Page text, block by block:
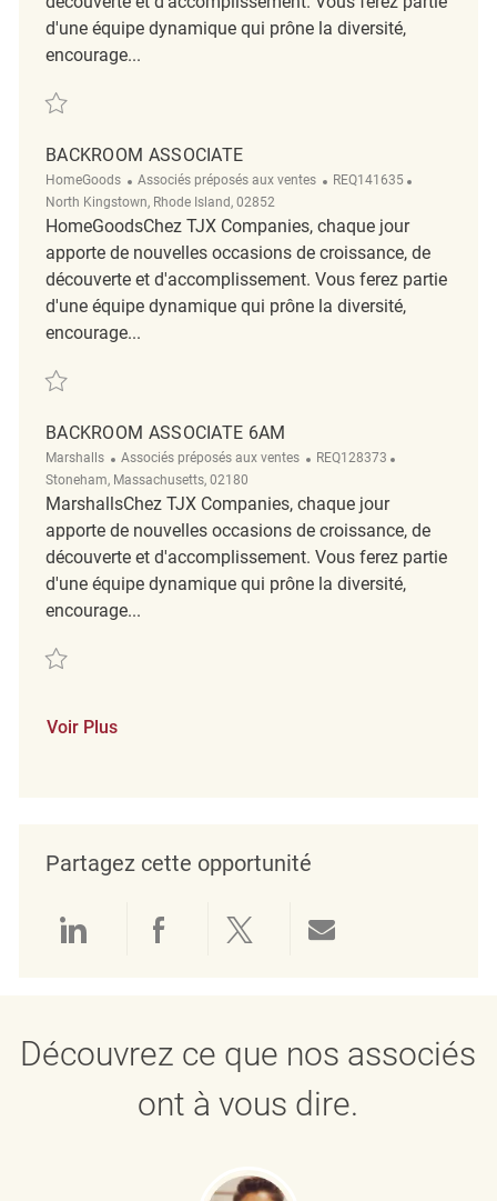
d'une équipe dynamique qui prône la diversité,
encourage...
Sauvegarder Backroom Associate REQ109323
BACKROOM ASSOCIATE
HomeGoods Catégorie
Associés préposés aux ventes ReqId
REQ141635
North Kingstown, Rhode Island, 02852
HomeGoodsChez TJX Companies, chaque jour
apporte de nouvelles occasions de croissance, de
découverte et d'accomplissement. Vous ferez partie
d'une équipe dynamique qui prône la diversité,
encourage...
Sauvegarder Backroom Associate REQ141635
BACKROOM ASSOCIATE 6AM
Marshalls Catégorie
Associés préposés aux ventes ReqId
REQ128373
Stoneham, Massachusetts, 02180
MarshallsChez TJX Companies, chaque jour
apporte de nouvelles occasions de croissance, de
découverte et d'accomplissement. Vous ferez partie
d'une équipe dynamique qui prône la diversité,
encourage...
Sauvegarder Backroom Associate 6am REQ128373
Voir Plus
Partagez cette opportunité
Partager via LinkedIn
Partager via Facebook
Partager via twitter
Découvrez ce que nos associés
ont à vous dire.